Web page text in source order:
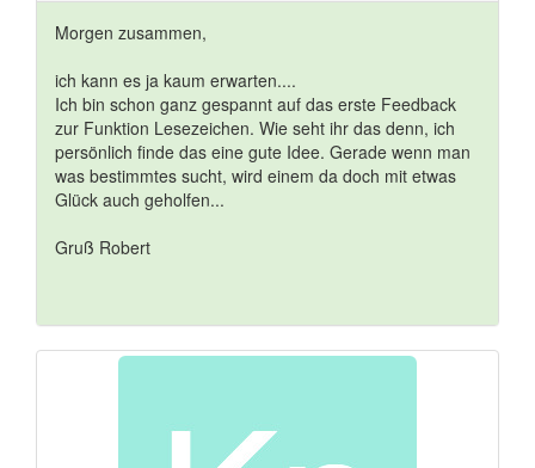
Morgen zusammen,
ich kann es ja kaum erwarten....
Ich bin schon ganz gespannt auf das erste Feedback
zur Funktion Lesezeichen. Wie seht ihr das denn, ich
persönlich finde das eine gute Idee. Gerade wenn man
was bestimmtes sucht, wird einem da doch mit etwas
Glück auch geholfen...
Gruß Robert